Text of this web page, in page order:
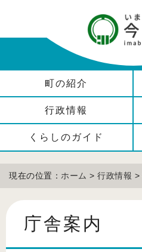
町の紹介
行政情報
くらしのガイド
現在の位置： ホーム > 行政情報 >
庁舎案内